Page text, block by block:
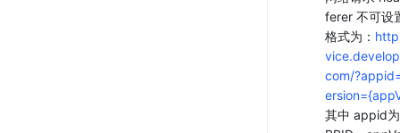
ferer 不可设
格式为：
com/
其中 appid